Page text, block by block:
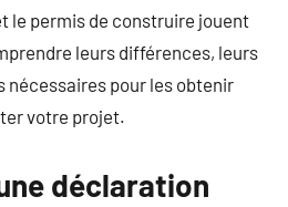
le permis de construire jouent
leurs différences, leurs
nécessaires pour les obtenir
votre projet.
déclaration